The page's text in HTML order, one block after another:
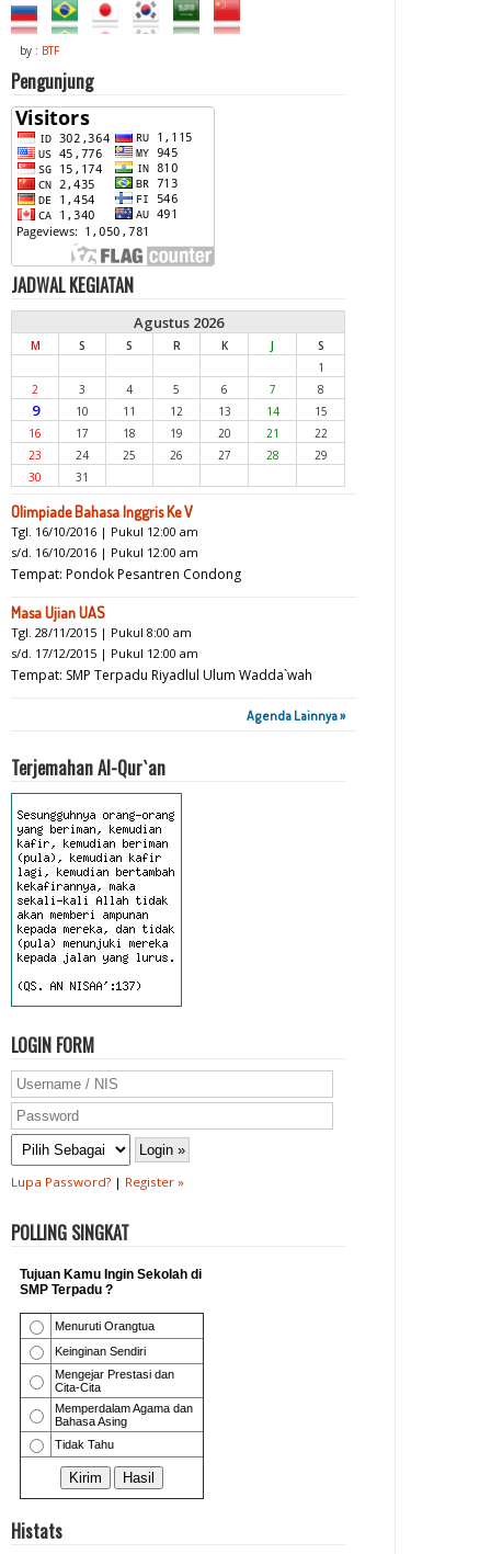
by : BTF
Pengunjung
JADWAL KEGIATAN
Agustus 2026
M S S R K J
S
1
2
3 4 5 6 7 8
9 10 11 12 13 14
15
16
17 18 19 20 21
22
23
24 25 26 27 28
29
30
31
Olimpiade Bahasa Inggris Ke V
Tgl. 16/10/2016 | Pukul 12:00 am
s/d. 16/10/2016 | Pukul 12:00 am
Tempat: Pondok Pesantren Condong
Masa Ujian UAS
Tgl. 28/11/2015 | Pukul 8:00 am
s/d. 17/12/2015 | Pukul 12:00 am
Tempat: SMP Terpadu Riyadlul Ulum Wadda`wah
Agenda Lainnya »
Terjemahan Al-Qur`an
LOGIN FORM
Lupa Password? | Register »
POLLING SINGKAT
Histats